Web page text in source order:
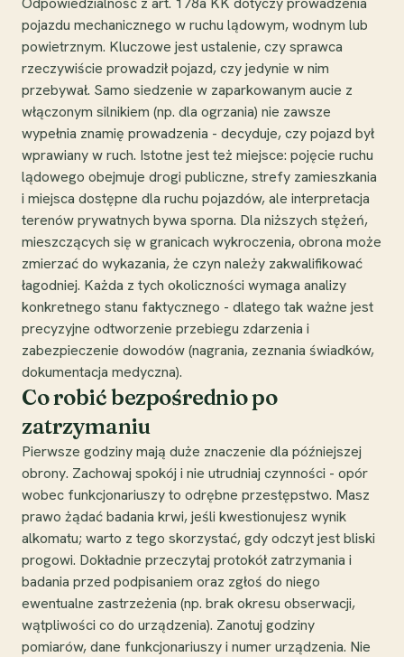
pojazdu mechanicznego w ruchu lądowym, wodnym lub
powietrznym. Kluczowe jest ustalenie, czy sprawca
rzeczywiście prowadził pojazd, czy jedynie w nim
przebywał. Samo siedzenie w zaparkowanym aucie z
włączonym silnikiem (np. dla ogrzania) nie zawsze
wypełnia znamię prowadzenia - decyduje, czy pojazd był
wprawiany w ruch. Istotne jest też miejsce: pojęcie ruchu
lądowego obejmuje drogi publiczne, strefy zamieszkania
i miejsca dostępne dla ruchu pojazdów, ale interpretacja
terenów prywatnych bywa sporna. Dla niższych stężeń,
mieszczących się w granicach wykroczenia, obrona może
zmierzać do wykazania, że czyn należy zakwalifikować
łagodniej. Każda z tych okoliczności wymaga analizy
konkretnego stanu faktycznego - dlatego tak ważne jest
precyzyjne odtworzenie przebiegu zdarzenia i
zabezpieczenie dowodów (nagrania, zeznania świadków,
dokumentacja medyczna).
Co robić bezpośrednio po
zatrzymaniu
Pierwsze godziny mają duże znaczenie dla późniejszej
obrony. Zachowaj spokój i nie utrudniaj czynności - opór
wobec funkcjonariuszy to odrębne przestępstwo. Masz
prawo żądać badania krwi, jeśli kwestionujesz wynik
alkomatu; warto z tego skorzystać, gdy odczyt jest bliski
progowi. Dokładnie przeczytaj protokół zatrzymania i
badania przed podpisaniem oraz zgłoś do niego
ewentualne zastrzeżenia (np. brak okresu obserwacji,
wątpliwości co do urządzenia). Zanotuj godziny
pomiarów, dane funkcjonariuszy i numer urządzenia. Nie